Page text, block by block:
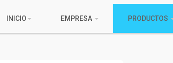
INICIO EMPRESA PRODUCTOS